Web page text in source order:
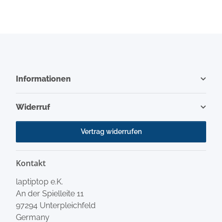
Informationen
Widerruf
Vertrag widerrufen
Kontakt
laptiptop e.K.
An der Spielleite 11
97294 Unterpleichfeld
Germany